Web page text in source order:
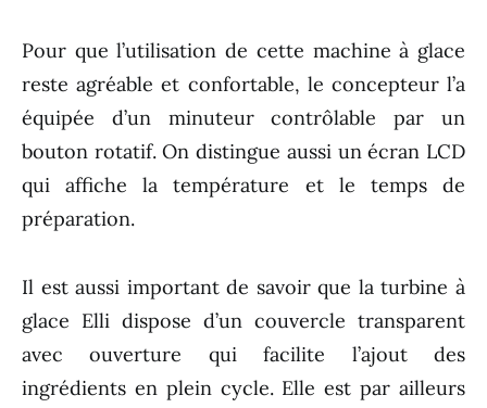
Pour que l’utilisation de cette machine à glace
reste agréable et confortable, le concepteur l’a
équipée d’un minuteur contrôlable par un
bouton rotatif. On distingue aussi un écran LCD
qui affiche la température et le temps de
préparation.
Il est aussi important de savoir que la turbine à
glace Elli dispose d’un couvercle transparent
avec ouverture qui facilite l’ajout des
ingrédients en plein cycle. Elle est par ailleurs